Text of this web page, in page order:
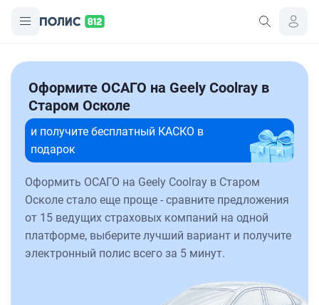
Оформите ОСАГО на Geely Coolray в
Старом Осколе
и получите бесплатный КАСКО в
подарок
Оформить ОСАГО на Geely Coolray в Старом
Осколе стало еще проще - сравните предложения
от 15 ведущих страховых компаний на одной
платформе, выберите лучший вариант и получите
электронный полис всего за 5 минут.